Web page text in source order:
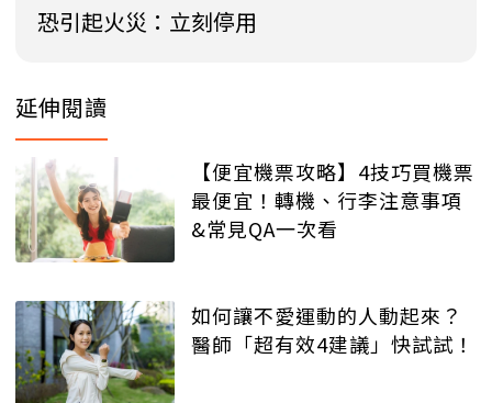
恐引起火災：立刻停用
延伸閱讀
【便宜機票攻略】4技巧買機票
最便宜！轉機、行李注意事項
&常見QA一次看
如何讓不愛運動的人動起來？
醫師「超有效4建議」快試試！